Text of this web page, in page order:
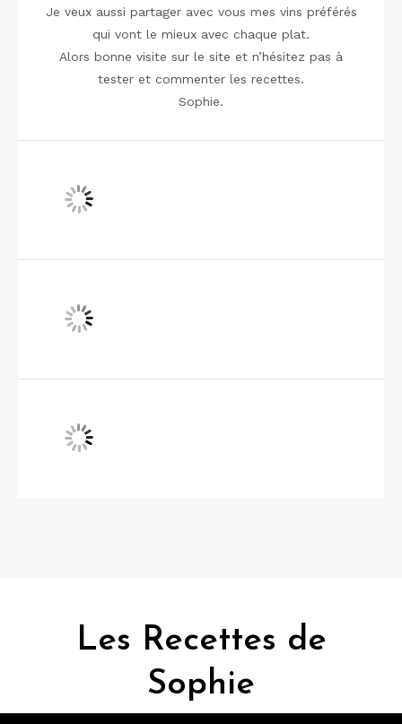
Je veux aussi partager avec vous mes vins préférés
qui vont le mieux avec chaque plat.
Alors bonne visite sur le site et n’hésitez pas à
tester et commenter les recettes.
Sophie.
Les Recettes de
Sophie